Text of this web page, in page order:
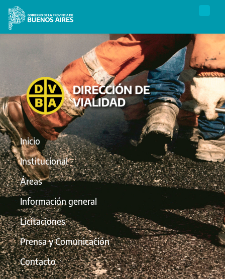
Inicio
Institucional
Áreas
Información general
Licitaciones
Prensa y Comunicación
Contacto